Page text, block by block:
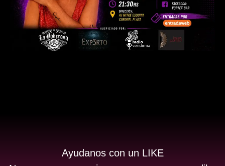
Ayudanos con un LIKE